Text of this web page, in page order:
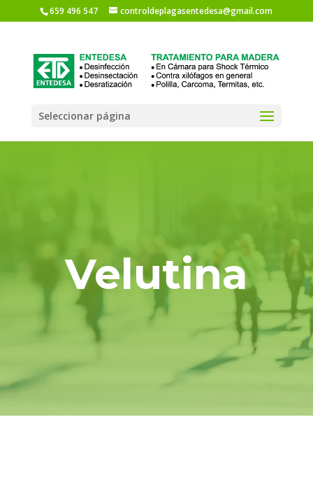
659 496 547 controldeplagasentedesa@gmail.com
Seleccionar página
Velutina